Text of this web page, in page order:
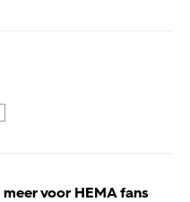
meer voor HEMA fans